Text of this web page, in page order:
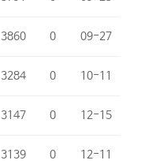
3860 0 09-27
3284 0 10-11
3147 0 12-15
3139 0 12-11